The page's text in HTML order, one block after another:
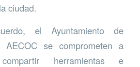
ciudad.
el Ayuntamiento de
AECOC se comprometen a
herramientas e